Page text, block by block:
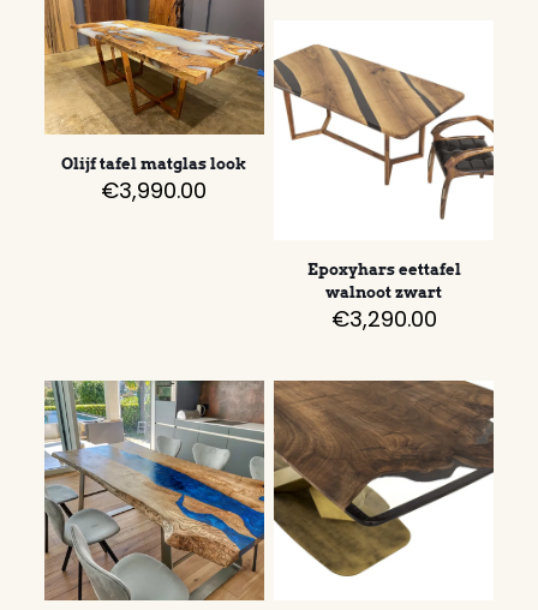
Olijf tafel matglas look
€3,990.00
Epoxyhars eettafel
walnoot zwart
€3,290.00